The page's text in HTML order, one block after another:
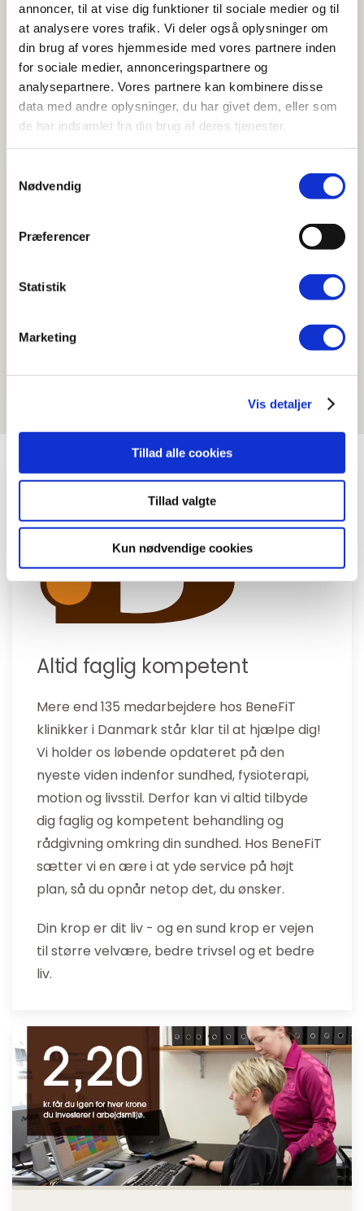
annoncer, til at vise dig funktioner til sociale medier og til
at analysere vores trafik. Vi deler også oplysninger om
din brug af vores hjemmeside med vores partnere inden
for sociale medier, annonceringspartnere og
analysepartnere. Vores partnere kan kombinere disse
data med andre oplysninger, du har givet dem, eller som
de har indsamlet fra din brug af deres tjenester.
Nødvendig
Præferencer
Statistik
Marketing
Vis detaljer
Tillad alle cookies
Tillad valgte
Kun nødvendige cookies
Skriv til klinik
Find vores priser
Online Booking
Akupunktur
Altid faglig kompetent
Mere end 135 medarbejdere hos BeneFiT
klinikker i Danmark står klar til at hjælpe dig!
Vi holder os løbende opdateret på den
nyeste viden indenfor sundhed, fysioterapi,
motion og livsstil. Derfor kan vi altid tilbyde
dig faglig og kompetent behandling og
rådgivning omkring din sundhed. Hos BeneFiT
sætter vi en ære i at yde service på højt
plan, så du opnår netop det, du ønsker.
Din krop er dit liv - og en sund krop er vejen
til større velvære, bedre trivsel og et bedre
liv.